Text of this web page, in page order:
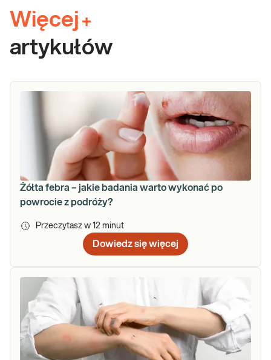
Więcej +
artykułów
Żółta febra – jakie badania warto wykonać po
powrocie z podróży?
Przeczytasz w 12 minut
Dowiedz się więcej